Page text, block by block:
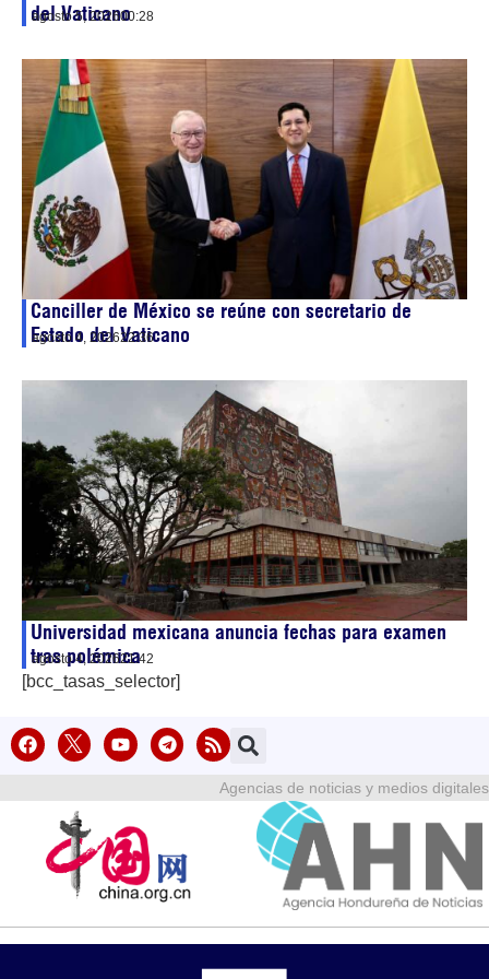
del Vaticano
agosto 5, 202600:28
Canciller de México se reúne con secretario de
Estado del Vaticano
agosto 4, 202622:36
Universidad mexicana anuncia fechas para examen
tras polémica
agosto 4, 202621:42
[bcc_tasas_selector]
Agencias de noticias y medios digitales